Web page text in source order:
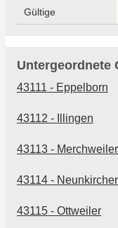
Gültige
Untergeordnete
43111 - Eppelborn
43112 - Illingen
43113 - Merchweiler
43114 -
43115 - Ottweiler